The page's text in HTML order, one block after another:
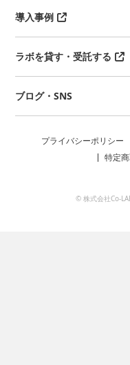
導入事例
ラボを貸す・受託する
ブログ・SNS
プライバシーポリシー
特定
© 株式会社Co-